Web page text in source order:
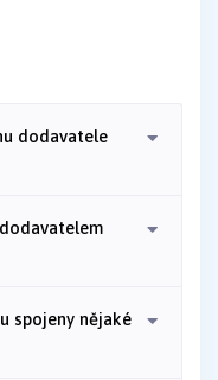
dodavatele
spojeny nějaké